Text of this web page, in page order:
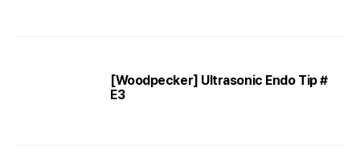
[Woodpecker] Ultrasonic Endo Tip #
E3